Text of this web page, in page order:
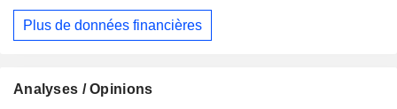
Plus de données financières
Analyses / Opinions